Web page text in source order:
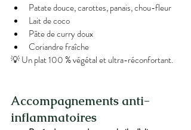
Patate douce, carottes, panais, chou-fleur
Lait de coco
Pâte de curry doux
Coriandre fraîche
💡 Un plat 100 % végétal et ultra-réconfortant.
Accompagnements anti-
inflammatoires